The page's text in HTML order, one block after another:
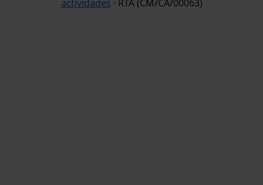
actividades · RTA (CM/CA/00063)